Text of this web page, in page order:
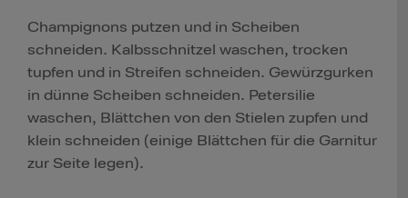
Champignons putzen und in Scheiben
schneiden. Kalbsschnitzel waschen, trocken
tupfen und in Streifen schneiden. Gewürzgurken
in dünne Scheiben schneiden. Petersilie
waschen, Blättchen von den Stielen zupfen und
klein schneiden (einige Blättchen für die Garnitur
zur Seite legen).